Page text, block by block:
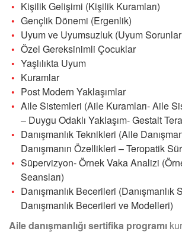
Kişilik Gelişimi (Kişilik Kuramları)
Gençlik Dönemi (Ergenlik)
Uyum ve Uyumsuzluk (Uyum
Özel Gereksinimli Çocuklar
Yaşlılıkta Uyum
Kuramlar
Post Modern Yaklaşımlar
Aile Sistemleri (Aile Kuramları- Aile
– Duygu Odaklı Yaklaşım- Gestalt
Danışmanlık Teknikleri (Aile
Danışmanın Özellikleri – Teropatik
Süpervizyon- Örnek Vaka Analizi
Seansları)
Danışmanlık Becerileri (Danışmanlık
Danışmanlık Becerileri ve Modelleri)
Aile danışmanlığı sertifika programı